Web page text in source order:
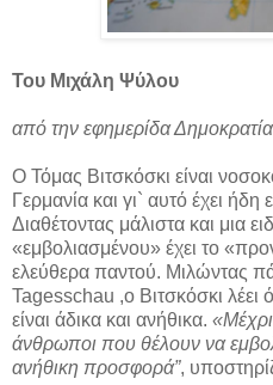
Του Μιχάλη Ψύλου
από την εφημερίδα Δημοκρατία
Ο Τόμας Βιτσκόσκι είναι
Γερμανία και γι` αυτό έχει
Διαθέτοντας μάλιστα και μια
«εμβολιασμένου» έχει το
ελεύθερα παντού. Μιλώντας
Tagesschau ,ο Βιτσκόσκι λέει
είναι άδικα και ανήθικα.
άνθρωποι που θέλουν να
ανήθικη προσφορά”,